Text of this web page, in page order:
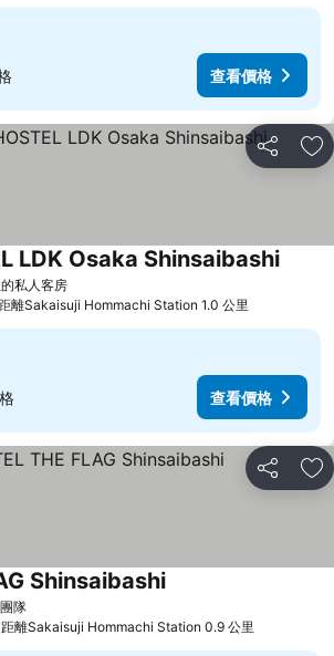
查看價格
分享 放
私人客房查看價格
LDK Osaka Shinsaibashi查看
離Sakaisuji Hommachi Station 1.0 公里
查看價格
分享 放
隊查看價格
Shinsaibashi查看價格
距離Sakaisuji Hommachi Station 0.9 公里